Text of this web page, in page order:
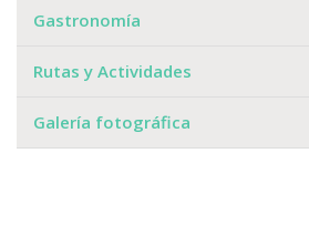
Gastronomía
Rutas y Actividades
Galería fotográfica